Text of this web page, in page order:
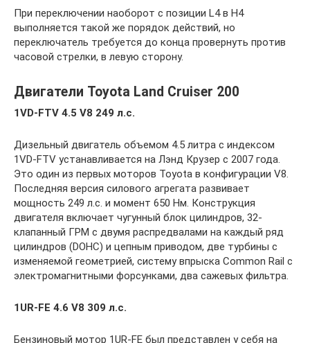
При переключении наоборот с позиции L4 в H4
выполняется такой же порядок действий, но
переключатель требуется до конца провернуть против
часовой стрелки, в левую сторону.
Двигатели Toyota Land Cruiser 200
1VD-FTV 4.5 V8 249 л.с.
Дизельный двигатель объемом 4.5 литра с индексом
1VD-FTV устанавливается на Лэнд Крузер с 2007 года.
Это один из первых моторов Toyota в конфигурации V8.
Последняя версия силового агрегата развивает
мощность 249 л.с. и момент 650 Нм. Конструкция
двигателя включает чугунный блок цилиндров, 32-
клапанный ГРМ с двумя распредвалами на каждый ряд
цилиндров (DOHC) и цепным приводом, две турбины с
изменяемой геометрией, систему впрыска Common Rail с
электромагнитными форсунками, два сажевых фильтра.
1UR-FE 4.6 V8 309 л.с.
Бензиновый мотор 1UR-FE был представлен у себя на